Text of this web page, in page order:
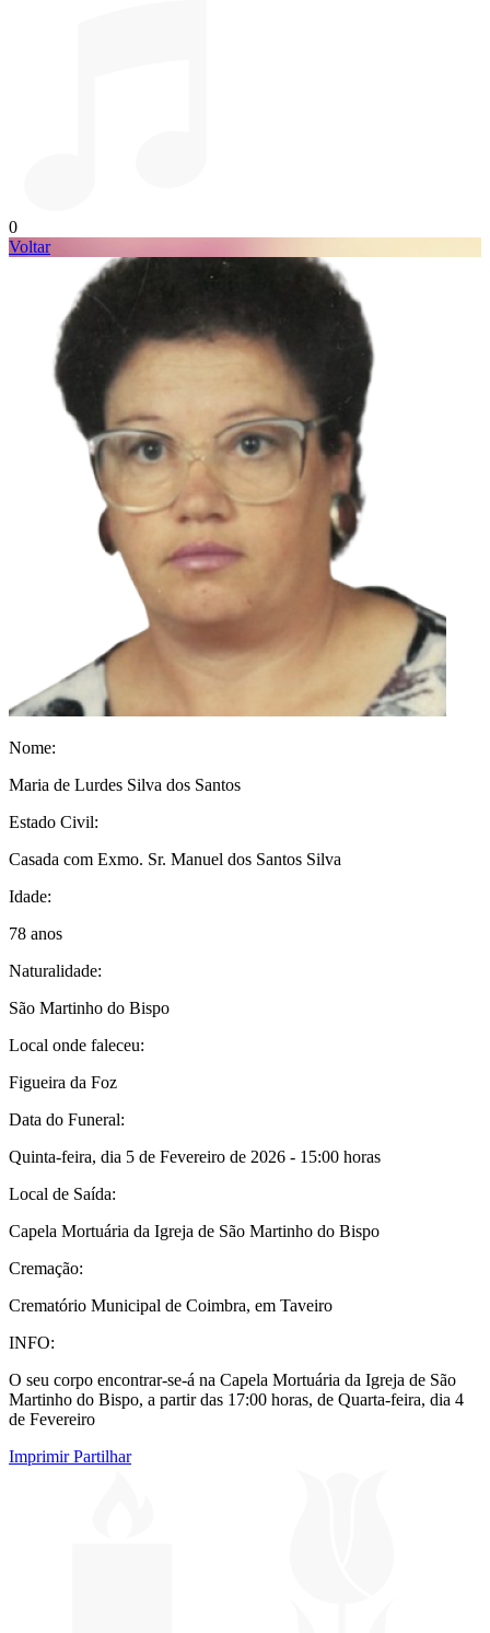
0
Voltar
Nome:
Maria de Lurdes Silva dos Santos
Estado Civil:
Casada com Exmo. Sr. Manuel dos Santos Silva
Idade:
78 anos
Naturalidade:
São Martinho do Bispo
Local onde faleceu:
Figueira da Foz
Data do Funeral:
Quinta-feira, dia 5 de Fevereiro de 2026 - 15:00 horas
Local de Saída:
Capela Mortuária da Igreja de São Martinho do Bispo
Cremação:
Crematório Municipal de Coimbra, em Taveiro
INFO:
O seu corpo encontrar-se-á na Capela Mortuária da Igreja de São
Martinho do Bispo, a partir das 17:00 horas, de Quarta-feira, dia 4
de Fevereiro
Imprimir Partilhar